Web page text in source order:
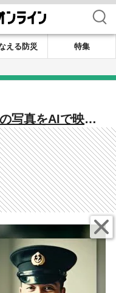
検索
える防災
特集
写真をAIで映像
的な声も 戦争
何が正解で何が